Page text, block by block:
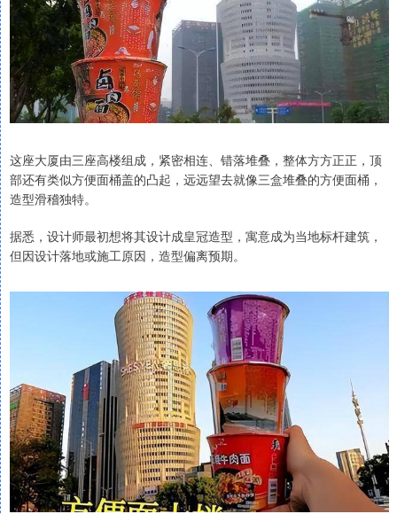
这座大厦由三座高楼组成，紧密相连、错落堆叠，整体方方正正，顶
部还有类似方便面桶盖的凸起，远远望去就像三盒堆叠的方便面桶，
造型滑稽独特。
据悉，设计师最初想将其设计成皇冠造型，寓意成为当地标杆建筑，
但因设计落地或施工原因，造型偏离预期。